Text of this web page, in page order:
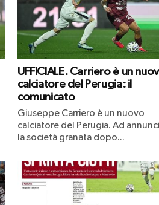
UFFICIALE. Carriero è un
calciatore del Perugia: il
comunicato
Giuseppe Carriero è un nuovo
calciatore del Perugia. Ad
la società granata dopo...